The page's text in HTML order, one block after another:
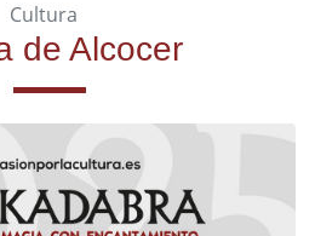
Cultura
de Alcocer